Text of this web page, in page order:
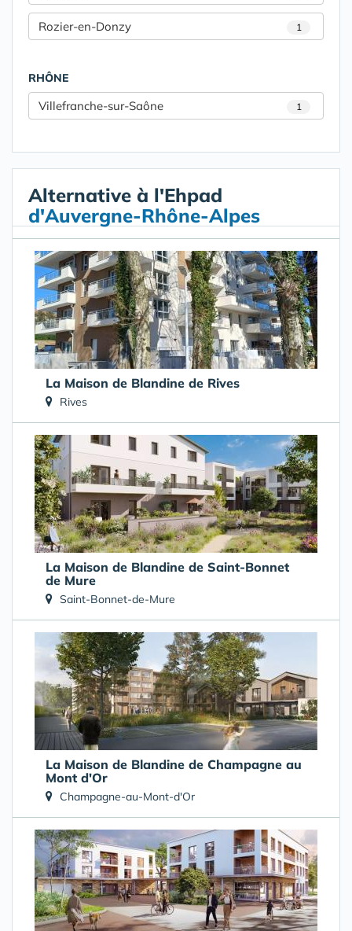
Rozier-en-Donzy 1
RHÔNE
Villefranche-sur-Saône 1
Alternative à l'Ehpad
d'Auvergne-Rhône-Alpes
La Maison de Blandine de Rives
Rives
La Maison de Blandine de Saint-Bonnet
de Mure
Saint-Bonnet-de-Mure
La Maison de Blandine de Champagne au
Mont d'Or
Champagne-au-Mont-d'Or